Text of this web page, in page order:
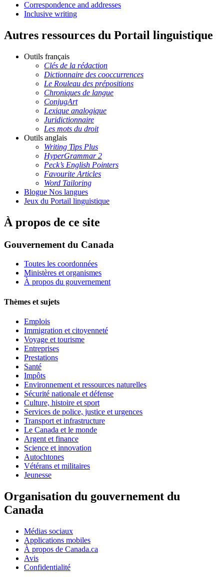
Correspondence and addresses
Inclusive writing
Autres ressources du Portail linguistique
Outils français
Clés de la rédaction
Dictionnaire des cooccurrences
Le Rouleau des prépositions
Chroniques de langue
ConjugArt
Lexique analogique
Juridictionnaire
Les mots du droit
Outils anglais
Writing Tips Plus
HyperGrammar 2
Peck’s English Pointers
Favourite Articles
Word Tailoring
Blogue Nos langues
Jeux du Portail linguistique
À propos de ce site
Gouvernement du Canada
Toutes les coordonnées
Ministères et organismes
À propos du gouvernement
Thèmes et sujets
Emplois
Immigration et citoyenneté
Voyage et tourisme
Entreprises
Prestations
Santé
Impôts
Environnement et ressources naturelles
Sécurité nationale et défense
Culture, histoire et sport
Services de police, justice et urgences
Transport et infrastructure
Le Canada et le monde
Argent et finance
Science et innovation
Autochtones
Vétérans et militaires
Jeunesse
Organisation du gouvernement du
Canada
Médias sociaux
Applications mobiles
À propos de Canada.ca
Avis
Confidentialité